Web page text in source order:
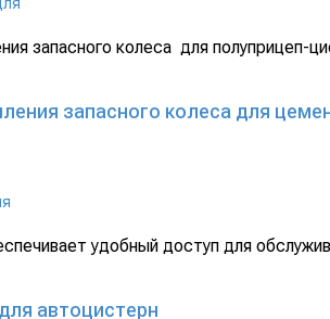
запасного колеса для полуприцеп-
запасного колеса для
удобный доступ для
автоцистерн